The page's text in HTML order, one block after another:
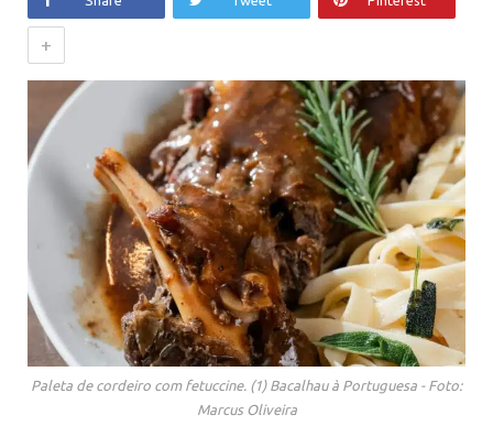
+
Paleta de cordeiro com fetuccine. (1) Bacalhau à Portuguesa - Foto:
Marcus Oliveira